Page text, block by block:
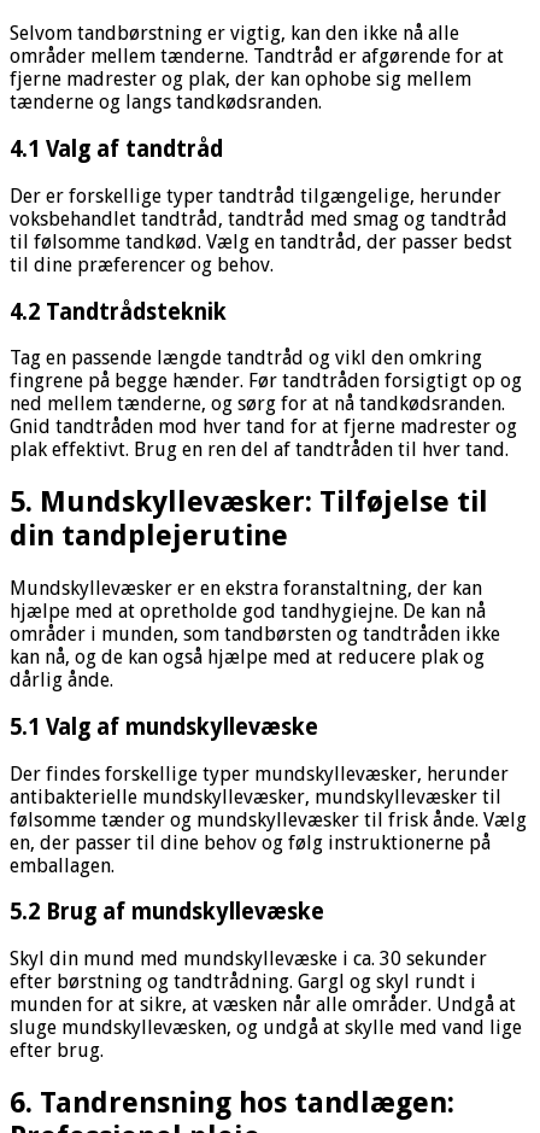
Selvom tandbørstning er vigtig, kan den ikke nå alle
områder mellem tænderne. Tandtråd er afgørende for at
fjerne madrester og plak, der kan ophobe sig mellem
tænderne og langs tandkødsranden.
4.1 Valg af tandtråd
Der er forskellige typer tandtråd tilgængelige, herunder
voksbehandlet tandtråd, tandtråd med smag og tandtråd
til følsomme tandkød. Vælg en tandtråd, der passer bedst
til dine præferencer og behov.
4.2 Tandtrådsteknik
Tag en passende længde tandtråd og vikl den omkring
fingrene på begge hænder. Før tandtråden forsigtigt op og
ned mellem tænderne, og sørg for at nå tandkødsranden.
Gnid tandtråden mod hver tand for at fjerne madrester og
plak effektivt. Brug en ren del af tandtråden til hver tand.
5. Mundskyllevæsker: Tilføjelse til
din tandplejerutine
Mundskyllevæsker er en ekstra foranstaltning, der kan
hjælpe med at opretholde god tandhygiejne. De kan nå
områder i munden, som tandbørsten og tandtråden ikke
kan nå, og de kan også hjælpe med at reducere plak og
dårlig ånde.
5.1 Valg af mundskyllevæske
Der findes forskellige typer mundskyllevæsker, herunder
antibakterielle mundskyllevæsker, mundskyllevæsker til
følsomme tænder og mundskyllevæsker til frisk ånde. Vælg
en, der passer til dine behov og følg instruktionerne på
emballagen.
5.2 Brug af mundskyllevæske
Skyl din mund med mundskyllevæske i ca. 30 sekunder
efter børstning og tandtrådning. Gargl og skyl rundt i
munden for at sikre, at væsken når alle områder. Undgå at
sluge mundskyllevæsken, og undgå at skylle med vand lige
efter brug.
6. Tandrensning hos tandlægen: